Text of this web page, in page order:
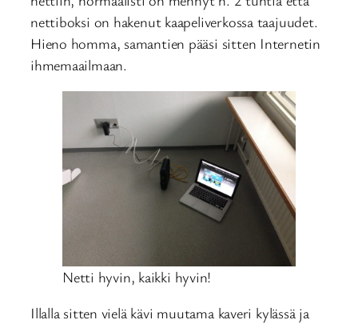
nettiboksi on hakenut kaapeliverkossa taajuudet.
Hieno homma, samantien pääsi sitten Internetin
ihmemaailmaan.
Netti hyvin, kaikki hyvin!
Illalla sitten vielä kävi muutama kaveri kylässä ja